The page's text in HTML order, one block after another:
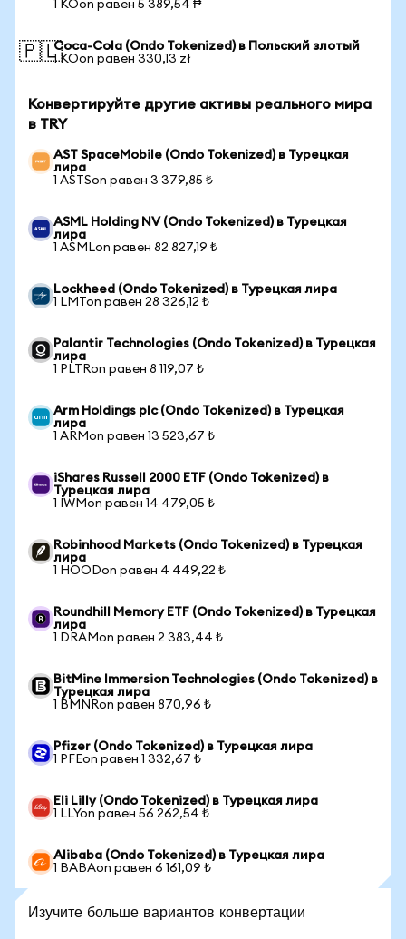
1 KOon равен 5 389,54 ₱
🇵🇱Coca-Cola (Ondo Tokenized) в Польский злотый
1 KOon равен 330,13 zł
Конвертируйте другие активы реального мира
в TRY
AST SpaceMobile (Ondo Tokenized) в Турецкая
лира
1 ASTSon равен 3 379,85 ₺
ASML Holding NV (Ondo Tokenized) в Турецкая
лира
1 ASMLon равен 82 827,19 ₺
Lockheed (Ondo Tokenized) в Турецкая лира
1 LMTon равен 28 326,12 ₺
Palantir Technologies (Ondo Tokenized) в Турецкая
лира
1 PLTRon равен 8 119,07 ₺
Arm Holdings plc (Ondo Tokenized) в Турецкая
лира
1 ARMon равен 13 523,67 ₺
iShares Russell 2000 ETF (Ondo Tokenized) в
Турецкая лира
1 IWMon равен 14 479,05 ₺
Robinhood Markets (Ondo Tokenized) в Турецкая
лира
1 HOODon равен 4 449,22 ₺
Roundhill Memory ETF (Ondo Tokenized) в Турецкая
лира
1 DRAMon равен 2 383,44 ₺
BitMine Immersion Technologies (Ondo Tokenized) в
Турецкая лира
1 BMNRon равен 870,96 ₺
Pfizer (Ondo Tokenized) в Турецкая лира
1 PFEon равен 1 332,67 ₺
Eli Lilly (Ondo Tokenized) в Турецкая лира
1 LLYon равен 56 262,54 ₺
Alibaba (Ondo Tokenized) в Турецкая лира
1 BABAon равен 6 161,09 ₺
Изучите больше вариантов конвертации